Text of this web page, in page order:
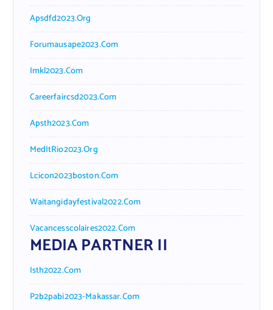
Apsdfd2023.org
Forumausape2023.com
Imkl2023.com
Careerfaircsd2023.com
Apsth2023.com
MedItRio2023.org
Lcicon2023boston.com
Waitangidayfestival2022.com
Vacancesscolaires2022.com
MEDIA PARTNER II
Isth2022.com
P2b2pabi2023-Makassar.com